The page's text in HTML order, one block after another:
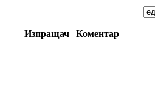
Изпращач Коментар